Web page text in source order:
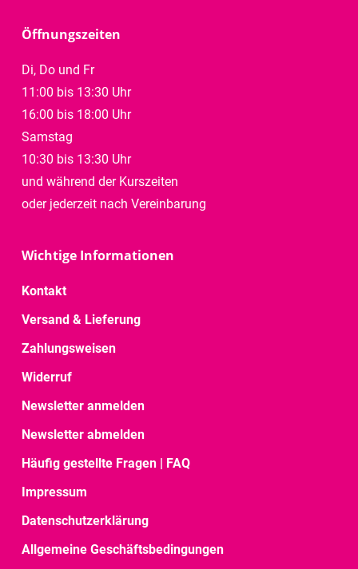
Öffnungszeiten
Di, Do und Fr
11:00 bis 13:30 Uhr
16:00 bis 18:00 Uhr
Samstag
10:30 bis 13:30 Uhr
und während der Kurszeiten
oder jederzeit nach Vereinbarung
Wichtige Informationen
Kontakt
Versand & Lieferung
Zahlungsweisen
Widerruf
Newsletter anmelden
Newsletter abmelden
Häufig gestellte Fragen | FAQ
Impressum
Datenschutzerklärung
Allgemeine Geschäftsbedingungen